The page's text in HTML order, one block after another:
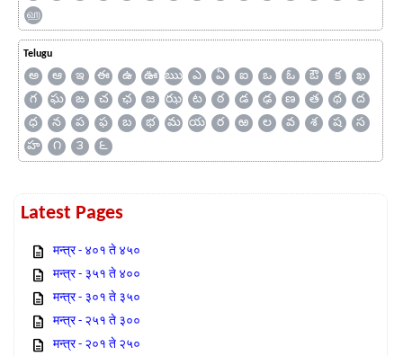
ஹ
Telugu
అ ఆ ఇ ఈ ఉ ఊ ఋ ఎ ఏ ఐ ఒ ఓ ఔ క
ఖ
గ
ఘ ఙ చ ఛ జ ఝ ట ఠ డ ఢ ణ త థ
ద
ధ
న ప ఫ బ భ మ య ర ఱ ల వ శ ష
స
హ
౧ ౩ ౬
Latest Pages
मन्त्र - ४०१ ते ४५०
मन्त्र - ३५१ ते ४००
मन्त्र - ३०१ ते ३५०
मन्त्र - २५१ ते ३००
मन्त्र - २०१ ते २५०